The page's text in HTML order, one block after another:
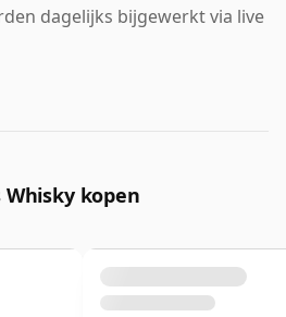
dagelijks bijgewerkt via live
kopen